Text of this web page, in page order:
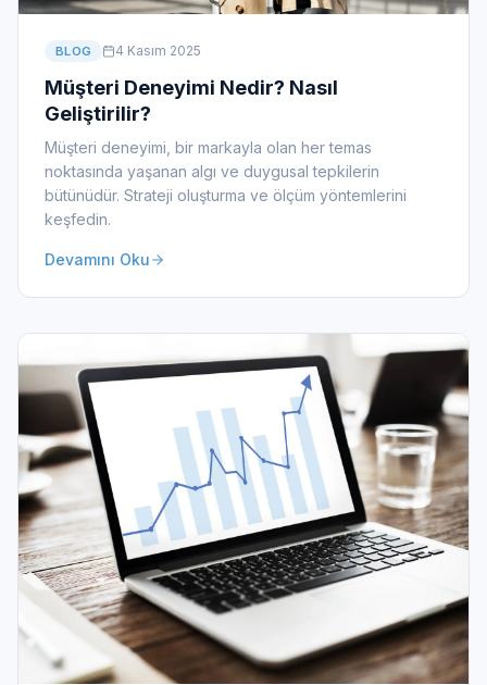
BLOG 4 Kasım 2025
Müşteri Deneyimi Nedir? Nasıl
Geliştirilir?
Müşteri deneyimi, bir markayla olan her temas
noktasında yaşanan algı ve duygusal tepkilerin
bütünüdür. Strateji oluşturma ve ölçüm yöntemlerini
keşfedin.
Devamını Oku